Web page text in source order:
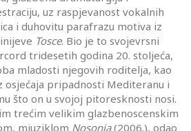
uz raspjevanost vokalnih
i duhovitu parafrazu motiva iz
Tosce. Bio je to svojevrsni
tridesetih godina 20. stoljeća,
mladosti njegovih roditelja, kao
osjećaja pripadnosti Mediteranu i
što on u svojoj pitoresknosti nosi.
trećim velikim glazbenoscenskim
mjuziklom Nosonja(2006.), odao